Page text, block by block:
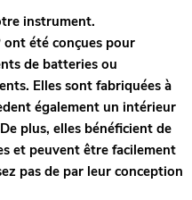
instrument.
ont été conçues pour
de batteries ou
Elles sont fabriquées à
également un intérieur
plus, elles bénéficient de
et peuvent être facilement
pas de par leur conception